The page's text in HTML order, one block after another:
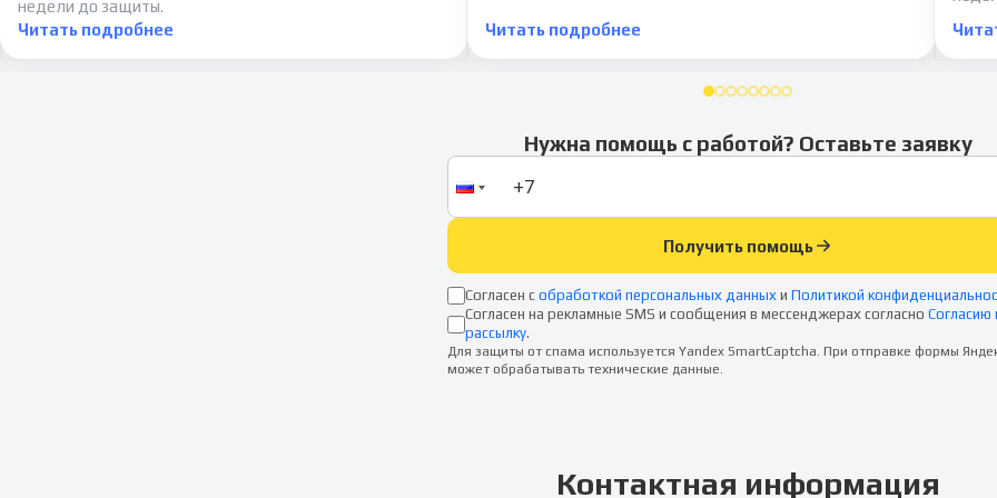
недели до защиты.
Читать подробнее
Читать подробнее
Нужна помощь с работой? Оставьте заявку
Получить помощь
Согласен с обработкой персональных данных и Политикой
Согласен на рекламные SMS и сообщения в мессенджерах согласно Согласию
рассылку.
Для защиты от спама используется Yandex SmartCaptcha. При отправке формы
может обрабатывать технические данные.
Контактная информация